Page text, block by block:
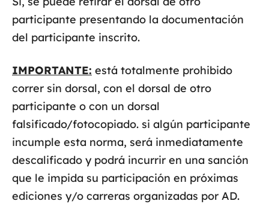
participante presentando la documentación
del participante inscrito.
IMPORTANTE: está totalmente prohibido
correr sin dorsal, con el dorsal de otro
participante o con un dorsal
falsificado/fotocopiado. si algún participante
incumple esta norma, será inmediatamente
descalificado y podrá incurrir en una sanción
que le impida su participación en próximas
ediciones y/o carreras organizadas por AD.